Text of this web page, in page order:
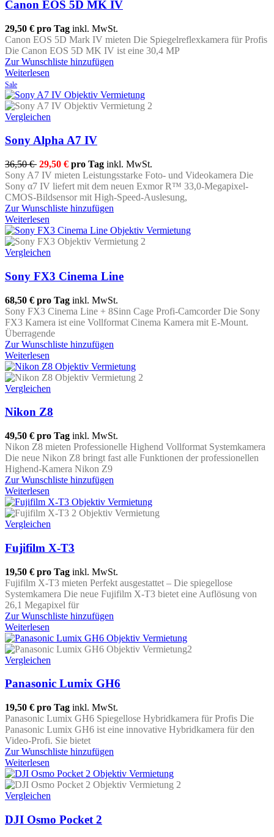
Canon EOS 5D MK IV
29,50 € pro Tag inkl. MwSt.
Canon EOS 5D Mark IV mieten Die Spiegelreflexkamera für Profis
Die Canon EOS 5D MK IV ist eine 30,4 MP
Zur Wunschliste hinzufügen
Weiterlesen
Sale
Vergleichen
Sony Alpha A7 IV
36,50 € 29,50 € pro Tag inkl. MwSt.
Sony A7 IV mieten Leistungsstarke Foto- und Videokamera Die
Sony α7 IV liefert mit dem neuen Exmor R™ 33,0-Megapixel-
CMOS-Bildsensor mit High-Speed-Auslesung,
Zur Wunschliste hinzufügen
Weiterlesen
Vergleichen
Sony FX3 Cinema Line
68,50 € pro Tag inkl. MwSt.
Sony FX3 Cinema Line + 8Sinn Cage Profi-Camcorder Die Sony
FX3 Kamera ist eine Vollformat Cinema Kamera mit E-Mount.
Überragende
Zur Wunschliste hinzufügen
Weiterlesen
Vergleichen
Nikon Z8
49,50 € pro Tag inkl. MwSt.
Nikon Z8 mieten Professionelle Highend Vollformat Systemkamera
Die neue Nikon Z8 bringt fast alle Funktionen der professionellen
Highend-Kamera Nikon Z9
Zur Wunschliste hinzufügen
Weiterlesen
Vergleichen
Fujifilm X-T3
19,50 € pro Tag inkl. MwSt.
Fujifilm X-T3 mieten Perfekt ausgestattet – Die spiegellose
Systemkamera Die neue Fujifilm X-T3 bietet eine Auflösung von
26,1 Megapixel für
Zur Wunschliste hinzufügen
Weiterlesen
Vergleichen
Panasonic Lumix GH6
19,50 € pro Tag inkl. MwSt.
Panasonic Lumix GH6 Spiegellose Hybridkamera für Profis Die
Panasonic Lumix GH6 ist eine innovative Hybridkamera für den
Video-Profi. Sie bietet
Zur Wunschliste hinzufügen
Weiterlesen
Vergleichen
DJI Osmo Pocket 2